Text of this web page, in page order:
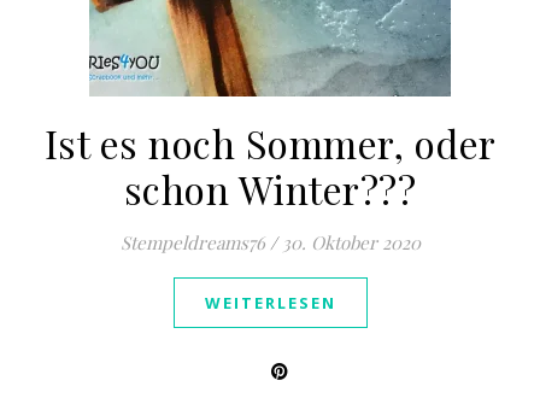
Ist es noch Sommer, oder
schon Winter???
Stempeldreams76 / 30. Oktober 2020
WEITERLESEN